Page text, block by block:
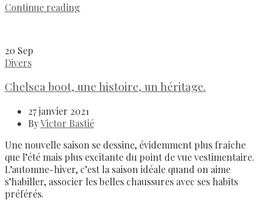
Continue reading
20 Sep
Divers
Chelsea boot, une histoire, un héritage.
27 janvier 2021
ByVictor Bastié
Une nouvelle saison se dessine, évidemment plus fraîche
que l’été mais plus excitante du point de vue vestimentaire.
L’automne-hiver, c’est la saison idéale quand on aime
s’habiller, associer les belles chaussures avec ses habits
préférés.